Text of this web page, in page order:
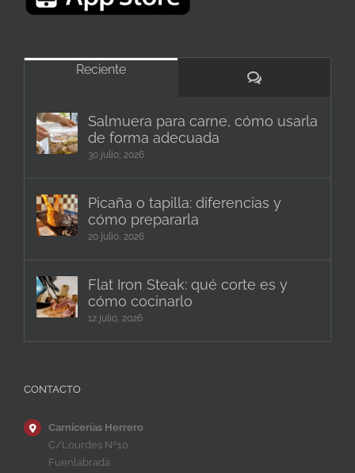
Reciente
Comentarios
Salmuera para carne, cómo usarla
de forma adecuada
30 julio, 2026
Picaña o tapilla: diferencias y
cómo prepararla
20 julio, 2026
Flat Iron Steak: qué corte es y
cómo cocinarlo
12 julio, 2026
CONTACTO
Carnicerías Herrero
C/Lourdes Nº10
Fuenlabrada